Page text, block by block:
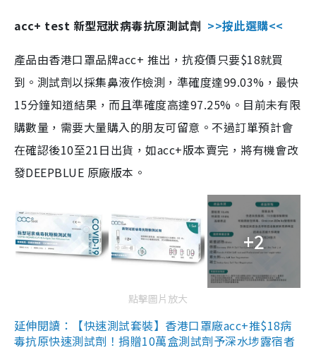
acc+ test 新型冠狀病毒抗原測試劑 >>按此選購<<
產品由香港口罩品牌acc+ 推出，抗疫價只要$18就買
到。測試劑以採集鼻液作檢測，準確度達99.03%，最快
15分鐘知道結果，而且準確度高達97.25%。目前未有限
購數量，需要大量購入的朋友可留意。不過訂單預計會
在確認後10至21日出貨，如acc+版本賣完，將有機會改
發DEEPBLUE 原廠版本。
+2
點擊圖片放大
延伸閱讀：【快速測試套裝】香港口罩廠acc+推$18病
毒抗原快速測試劑！捐贈10萬盒測試劑予深水埗露宿者